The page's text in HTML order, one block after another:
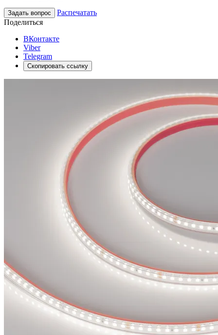
Задать вопрос
Распечатать
Поделиться
ВКонтакте
Viber
Telegram
Скопировать ссылку